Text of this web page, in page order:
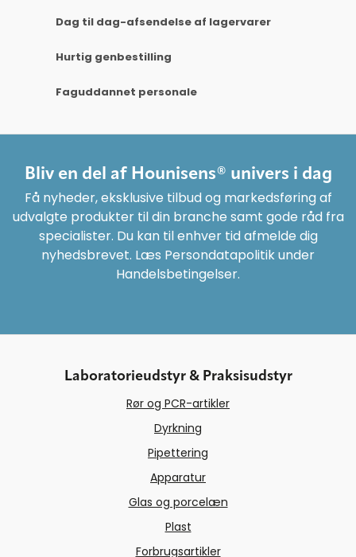
Dag til dag-afsendelse af lagervarer
Hurtig genbestilling
Faguddannet personale
Bliv en del af Hounisens® univers i dag
Få nyheder, eksklusive tilbud og markedsføring af
udvalgte produkter til din branche samt gode råd fra
specialister. Du kan til enhver tid afmelde dig
nyhedsbrevet. Læs Persondatapolitik under
Handelsbetingelser.
Laboratorieudstyr & Praksisudstyr
Rør og PCR-artikler
Dyrkning
Pipettering
Apparatur
Glas og porcelæn
Plast
Forbrugsartikler